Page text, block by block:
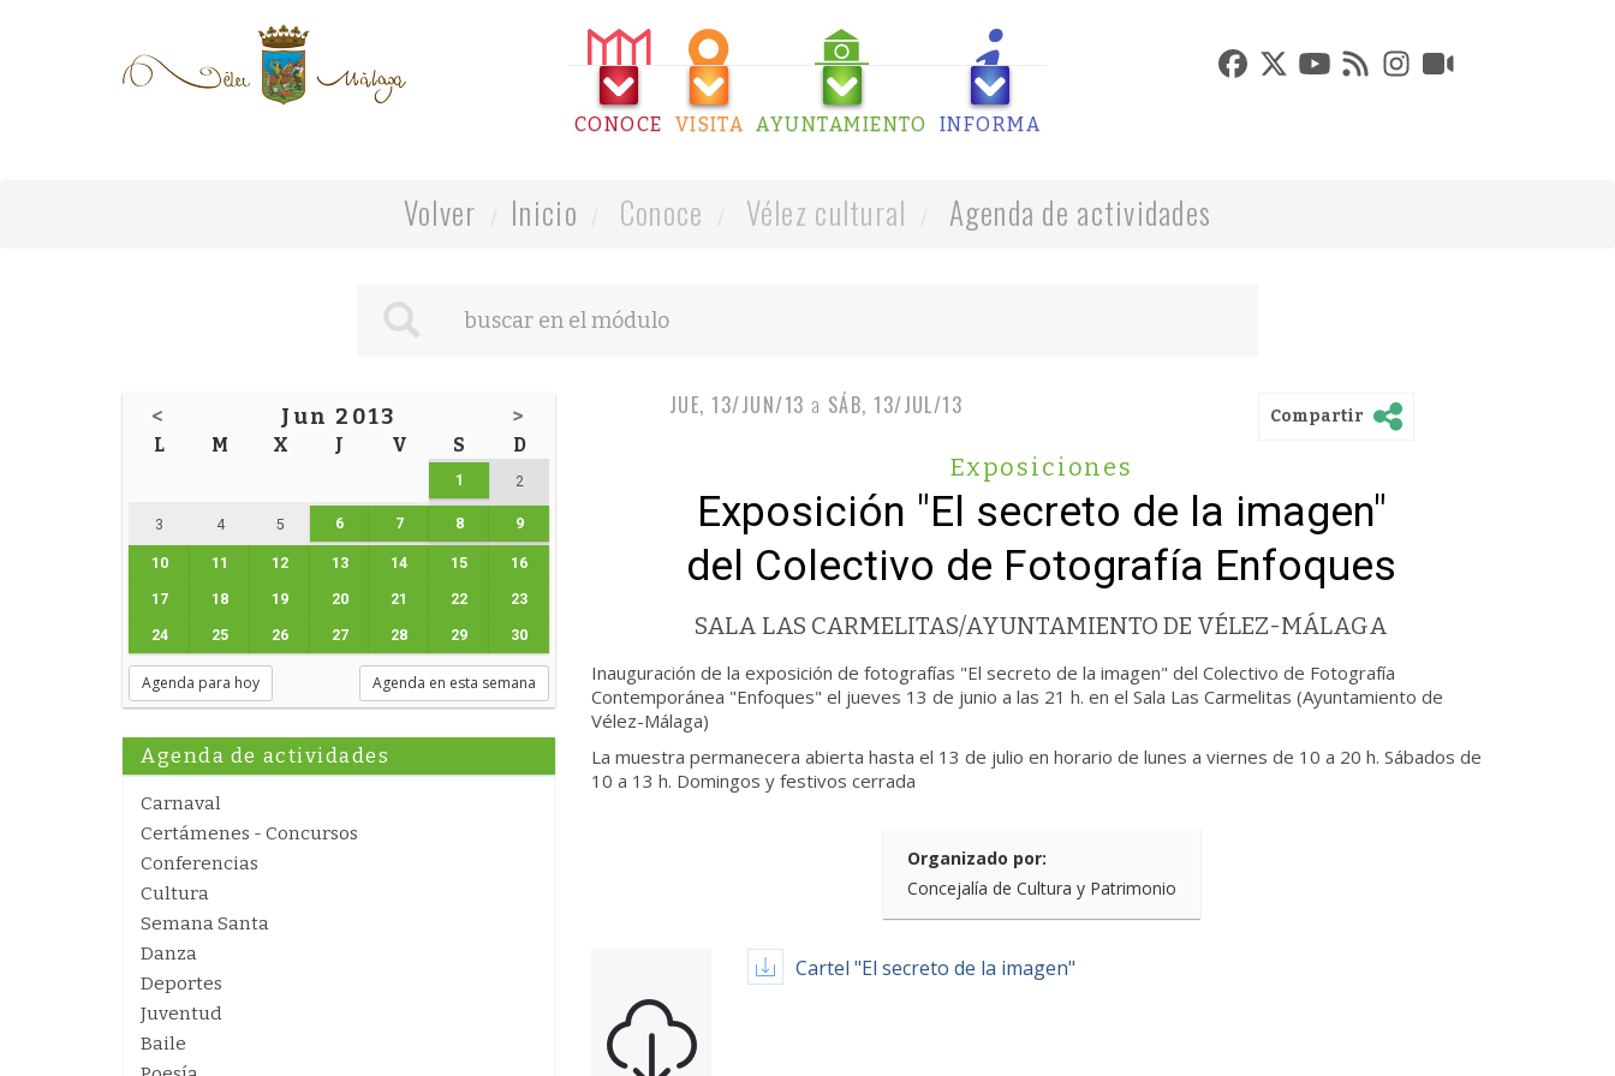
CONOCE VISITA AYUNTAMIENTO INFORMA
Volver Inicio Conoce Vélez cultural Agenda de actividades
< Jun 2013 >
L M X J V S D
1 2
3 4 5 6 7 8 9
10 11 12 13 14 15 16
17 18 19 20 21 22 23
24 25 26 27 28 29 30
Agenda para hoy Agenda en esta semana
Agenda de actividades
Carnaval
Certámenes - Concursos
Conferencias
Cultura
Semana Santa
Danza
Deportes
Juventud
Baile
JUE, 13/JUN/13 a SÁB, 13/JUL/13 Compartir
Exposiciones
Exposición "El secreto de la imagen"
del Colectivo de Fotografía Enfoques
SALA LAS CARMELITAS/AYUNTAMIENTO DE VÉLEZ-MÁLAGA
Inauguración de la exposición de fotografías "El secreto de la imagen" del Colectivo de Fotografía
Contemporánea "Enfoques" el jueves 13 de junio a las 21 h. en el Sala Las Carmelitas (Ayuntamiento de
Vélez-Málaga)
La muestra permanecera abierta hasta el 13 de julio en horario de lunes a viernes de 10 a 20 h. Sábados de
10 a 13 h. Domingos y festivos cerrada
Organizado por:
Concejalía de Cultura y Patrimonio
Cartel "El secreto de la imagen"